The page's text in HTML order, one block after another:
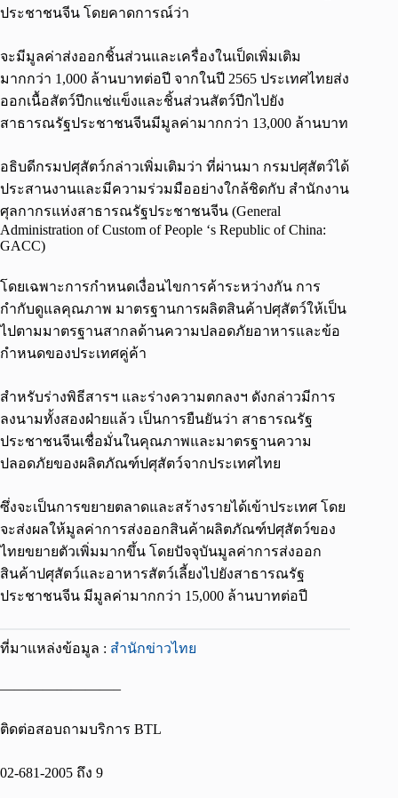
ประชาชนจีน โดยคาดการณ์ว่า
จะมีมูลค่าส่งออกชิ้นส่วนและเครื่องในเป็ดเพิ่มเติม
มากกว่า 1,000 ล้านบาทต่อปี จากในปี 2565 ประเทศไทยส่ง
ออกเนื้อสัตว์ปีกแช่แข็งและชิ้นส่วนสัตว์ปีกไปยัง
สาธารณรัฐประชาชนจีนมีมูลค่ามากกว่า 13,000 ล้านบาท
อธิบดีกรมปศุสัตว์กล่าวเพิ่มเติมว่า ที่ผ่านมา กรมปศุสัตว์ได้
ประสานงานและมีความร่วมมืออย่างใกล้ชิดกับ สำนักงาน
ศุลกากรแห่งสาธารณรัฐประชาชนจีน (General
Administration of Custom of People ‘s Republic of China:
GACC)
โดยเฉพาะการกำหนดเงื่อนไขการค้าระหว่างกัน การ
กำกับดูแลคุณภาพ มาตรฐานการผลิตสินค้าปศุสัตว์ให้เป็น
ไปตามมาตรฐานสากลด้านความปลอดภัยอาหารและข้อ
กำหนดของประเทศคู่ค้า
สำหรับร่างพิธีสารฯ และร่างความตกลงฯ ดังกล่าวมีการ
ลงนามทั้งสองฝ่ายแล้ว เป็นการยืนยันว่า สาธารณรัฐ
ประชาชนจีนเชื่อมั่นในคุณภาพและมาตรฐานความ
ปลอดภัยของผลิตภัณฑ์ปศุสัตว์จากประเทศไทย
ซึ่งจะเป็นการขยายตลาดและสร้างรายได้เข้าประเทศ โดย
จะส่งผลให้มูลค่าการส่งออกสินค้าผลิตภัณฑ์ปศุสัตว์ของ
ไทยขยายตัวเพิ่มมากขึ้น โดยปัจจุบันมูลค่าการส่งออก
สินค้าปศุสัตว์และอาหารสัตว์เลี้ยงไปยังสาธารณรัฐ
ประชาชนจีน มีมูลค่ามากกว่า 15,000 ล้านบาทต่อปี
ที่มาแหล่งข้อมูล : สำนักข่าวไทย
————————–
ติดต่อสอบถามบริการ BTL
02-681-2005 ถึง 9